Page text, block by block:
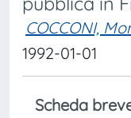
COCCONI,
1992-01-01
Scheda